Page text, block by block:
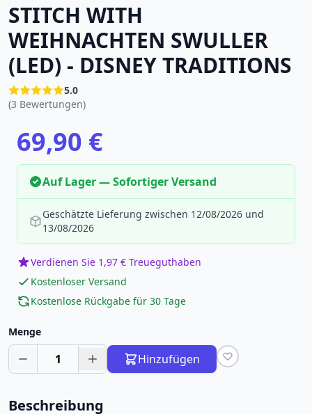
STITCH WITH
WEIHNACHTEN SWULLER
(LED) - DISNEY TRADITIONS
5.0
(3 Bewertungen)
69,90 €
Auf Lager — Sofortiger Versand
Geschätzte Lieferung zwischen 12/08/2026 und
13/08/2026
Verdienen Sie 1,97 € Treueguthaben
Kostenloser Versand
Kostenlose Rückgabe für 30 Tage
Menge
1 Hinzufügen
Beschreibung